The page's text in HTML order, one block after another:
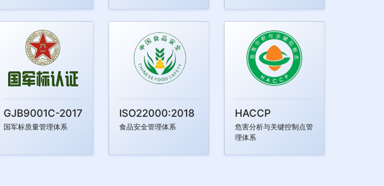
GJB9001C-2017
国军标质量管理体系
ISO22000:2018
食品安全管理体系
HACCP
危害分析与关键控制点管
理体系